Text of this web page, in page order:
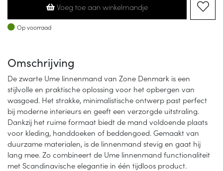
Voeg toe aan winkelmandje
Op voorraad
Op voorraad
Omschrijving
De zwarte Ume linnenmand van Zone Denmark is een
stijlvolle en praktische oplossing voor het opbergen van
wasgoed. Het strakke, minimalistische ontwerp past perfect
bij moderne interieurs en geeft een verzorgde uitstraling.
Dankzij het ruime formaat biedt de mand voldoende plaats
voor kleding, handdoeken of beddengoed. Gemaakt van
duurzame materialen, is de linnenmand stevig en gaat hij
lang mee. Zo combineert de Ume linnenmand functionaliteit
met Scandinavische elegantie in één tijdloos product.